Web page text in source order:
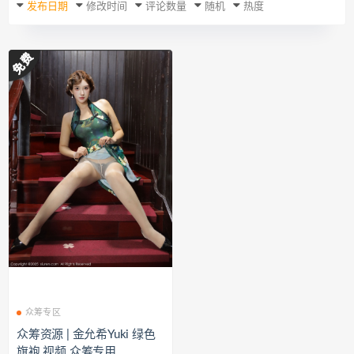
发布日期 修改时间 评论数量 随机 热度
众筹专区
众筹资源 | 金允希Yuki 绿色
旗袍 视频 众筹专用